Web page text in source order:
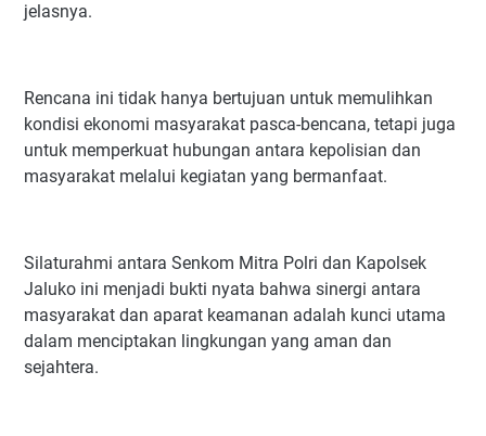
jelasnya.
Rencana ini tidak hanya bertujuan untuk memulihkan
kondisi ekonomi masyarakat pasca-bencana, tetapi juga
untuk memperkuat hubungan antara kepolisian dan
masyarakat melalui kegiatan yang bermanfaat.
Silaturahmi antara Senkom Mitra Polri dan Kapolsek
Jaluko ini menjadi bukti nyata bahwa sinergi antara
masyarakat dan aparat keamanan adalah kunci utama
dalam menciptakan lingkungan yang aman dan
sejahtera.